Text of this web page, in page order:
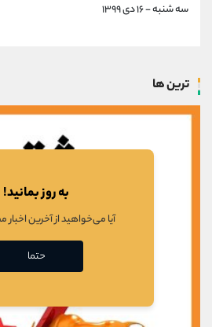
سه شنبه - ۱۶ دی ۱۳۹۹
ترین ها
به روز بمانید!
آیا می‌خواهید از آخرین
حتما